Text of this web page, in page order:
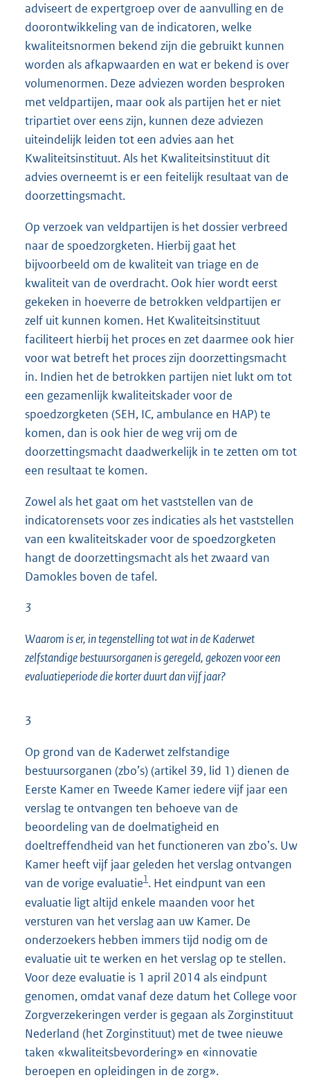
adviseert de expertgroep over de aanvulling en de
doorontwikkeling van de indicatoren, welke
kwaliteitsnormen bekend zijn die gebruikt kunnen
worden als afkapwaarden en wat er bekend is over
volumenormen. Deze adviezen worden besproken
met veldpartijen, maar ook als partijen het er niet
tripartiet over eens zijn, kunnen deze adviezen
uiteindelijk leiden tot een advies aan het
Kwaliteitsinstituut. Als het Kwaliteitsinstituut dit
advies overneemt is er een feitelijk resultaat van de
doorzettingsmacht.
Op verzoek van veldpartijen is het dossier verbreed
naar de spoedzorgketen. Hierbij gaat het
bijvoorbeeld om de kwaliteit van triage en de
kwaliteit van de overdracht. Ook hier wordt eerst
gekeken in hoeverre de betrokken veldpartijen er
zelf uit kunnen komen. Het Kwaliteitsinstituut
faciliteert hierbij het proces en zet daarmee ook hier
voor wat betreft het proces zijn doorzettingsmacht
in. Indien het de betrokken partijen niet lukt om tot
een gezamenlijk kwaliteitskader voor de
spoedzorgketen (SEH, IC, ambulance en HAP) te
komen, dan is ook hier de weg vrij om de
doorzettingsmacht daadwerkelijk in te zetten om tot
een resultaat te komen.
Zowel als het gaat om het vaststellen van de
indicatorensets voor zes indicaties als het vaststellen
van een kwaliteitskader voor de spoedzorgketen
hangt de doorzettingsmacht als het zwaard van
Damokles boven de tafel.
3
Waarom is er, in tegenstelling tot wat in de Kaderwet
zelfstandige bestuursorganen is geregeld, gekozen voor een
evaluatieperiode die korter duurt dan vijf jaar?
3
Op grond van de Kaderwet zelfstandige
bestuursorganen (zbo’s) (artikel 39, lid 1) dienen de
Eerste Kamer en Tweede Kamer iedere vijf jaar een
verslag te ontvangen ten behoeve van de
beoordeling van de doelmatigheid en
doeltreffendheid van het functioneren van zbo’s. Uw
Kamer heeft vijf jaar geleden het verslag ontvangen
van de vorige evaluatie1. Het eindpunt van een
evaluatie ligt altijd enkele maanden voor het
versturen van het verslag aan uw Kamer. De
onderzoekers hebben immers tijd nodig om de
evaluatie uit te werken en het verslag op te stellen.
Voor deze evaluatie is 1 april 2014 als eindpunt
genomen, omdat vanaf deze datum het College voor
Zorgverzekeringen verder is gegaan als Zorginstituut
Nederland (het Zorginstituut) met de twee nieuwe
taken «kwaliteitsbevordering» en «innovatie
beroepen en opleidingen in de zorg».